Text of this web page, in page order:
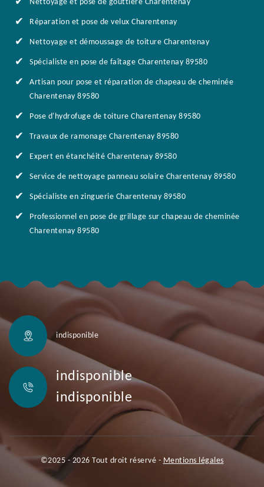
Nettoyage et pose de gouttière Charentenay
Réparation et pose de velux Charentenay
Nettoyage et démoussage de toiture Charentenay
Spécialiste en pose de faîtage Charentenay 89580
Artisan pour pose et réparation de chapeau de cheminée
Charentenay 89580
Pose d'hydrofuge de toiture Charentenay 89580
Travaux de ramonage Charentenay 89580
Expert en étanchéité Charentenay 89580
Service de nettoyage panneau solaire Charentenay 89580
Spécialiste en zinguerie Charentenay 89580
Professionnel en pose de grillage sur chapeau de cheminée
Charentenay 89580
indisponible
indisponible
indisponible
©2025 - 2026 Tout droit réservé - Mentions légales